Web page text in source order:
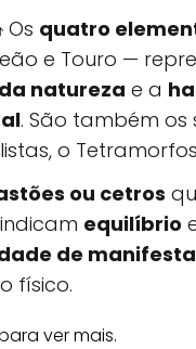
Os quatro
e Touro —
natureza e a
. São também os
o
ou cetros
equilíbrio
de
físico.
ver mais.